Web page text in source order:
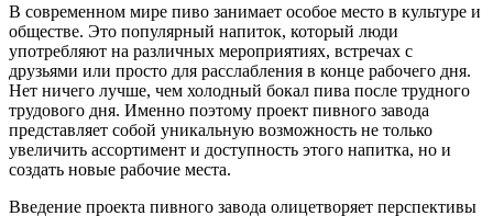
В современном мире пиво занимает особое место в культуре и
обществе. Это популярный напиток, который люди
употребляют на различных мероприятиях, встречах с
друзьями или просто для расслабления в конце рабочего дня.
Нет ничего лучше, чем холодный бокал пива после трудного
трудового дня. Именно поэтому проект пивного завода
представляет собой уникальную возможность не только
увеличить ассортимент и доступность этого напитка, но и
создать новые рабочие места.
Введение проекта пивного завода олицетворяет перспективы